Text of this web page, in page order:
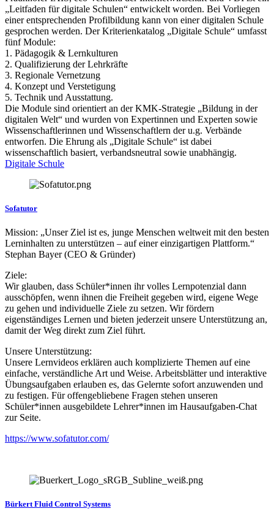
„Leitfaden für digitale Schulen“ entwickelt worden. Bei Vorliegen
einer entsprechenden Profilbildung kann von einer digitalen Schule
gesprochen werden. Der Kriterienkatalog „Digitale Schule“ umfasst
fünf Module:
1. Pädagogik & Lernkulturen
2. Qualifizierung der Lehrkräfte
3. Regionale Vernetzung
4. Konzept und Verstetigung
5. Technik und Ausstattung.
Die Module sind orientiert an der KMK-Strategie „Bildung in der
digitalen Welt“ und wurden von Expertinnen und Experten sowie
Wissenschaftlerinnen und Wissenschaftlern der u.g. Verbände
entworfen. Die Ehrung als „Digitale Schule“ ist dabei
wissenschaftlich basiert, verbandsneutral sowie unabhängig.
Digitale Schule
Sofatutor
Mission: „Unser Ziel ist es, junge Menschen weltweit mit den besten
Lerninhalten zu unterstützen – auf einer einzigartigen Plattform.“
Stephan Bayer (CEO & Gründer)
Ziele:
Wir glauben, dass Schüler*innen ihr volles Lernpotenzial dann
ausschöpfen, wenn ihnen die Freiheit gegeben wird, eigene Wege
zu gehen und individuelle Ziele zu setzen. Wir fördern
eigenständiges Lernen und bieten jederzeit unsere Unterstützung an,
damit der Weg direkt zum Ziel führt.
Unsere Unterstützung:
Unsere Lernvideos erklären auch komplizierte Themen auf eine
einfache, verständliche Art und Weise. Arbeitsblätter und interaktive
Übungsaufgaben erlauben es, das Gelernte sofort anzuwenden und
zu festigen. Für offengebliebene Fragen stehen unseren
Schüler*innen ausgebildete Lehrer*innen im Hausaufgaben-Chat
zur Seite.
https://www.sofatutor.com/
Bürkert Fluid Control Systems